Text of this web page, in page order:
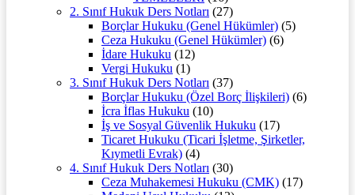
2. Sınıf Hukuk Ders Notları (27)
Borçlar Hukuku (Genel Hükümler) (5)
Ceza Hukuku (Genel Hükümler) (6)
İdare Hukuku (12)
Vergi Hukuku (1)
3. Sınıf Hukuk Ders Notları (37)
Borçlar Hukuku (Özel Borç İlişkileri) (6)
İcra İflas Hukuku (10)
İş ve Sosyal Güvenlik Hukuku (17)
Ticaret Hukuku (Ticari İşletme, Şirketler,
Kıymetli Evrak) (4)
4. Sınıf Hukuk Ders Notları (30)
Ceza Muhakemesi Hukuku (CMK) (17)